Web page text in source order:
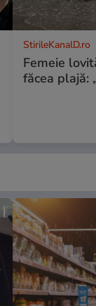
StirileKanalD.ro
Femeie
făcea plajă: